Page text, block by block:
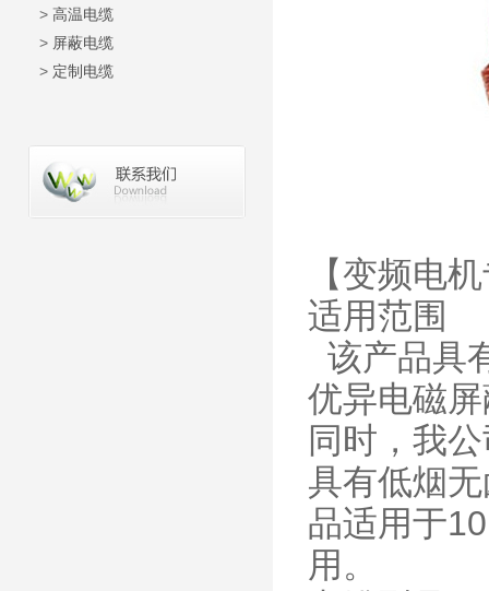
> 高温电缆
> 屏蔽电缆
> 定制电缆
【变频电
适用范围
该产品具
优异电磁
同时，我
具有低烟
品适用于
用。